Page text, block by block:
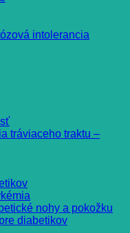
intolerancia
tráviaceho traktu –
nohy a pokožku
diabetikov